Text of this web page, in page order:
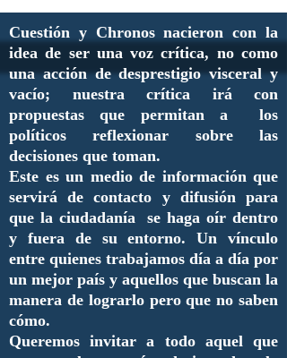
Cuestión y Chronos nacieron con la
idea de ser una voz crítica, no como
una acción de desprestigio visceral y
vacío; nuestra crítica irá con
propuestas que permitan a los
políticos reflexionar sobre las
decisiones que toman.
Este es un medio de información que
servirá de contacto y difusión para
que la ciudadanía se haga oír dentro
y fuera de su entorno. Un vínculo
entre quienes trabajamos día a día por
un mejor país y aquellos que buscan la
manera de lograrlo pero que no saben
cómo.
Queremos invitar a todo aquel que